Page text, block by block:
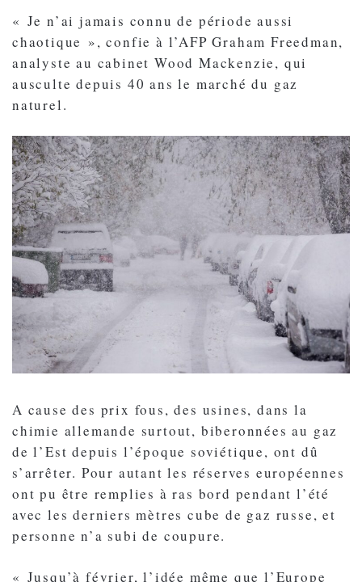
« Je n’ai jamais connu de période aussi
chaotique », confie à l’AFP Graham Freedman,
analyste au cabinet Wood Mackenzie, qui
ausculte depuis 40 ans le marché du gaz
naturel.
A cause des prix fous, des usines, dans la
chimie allemande surtout, biberonnées au gaz
de l’Est depuis l’époque soviétique, ont dû
s’arrêter. Pour autant les réserves européennes
ont pu être remplies à ras bord pendant l’été
avec les derniers mètres cube de gaz russe, et
personne n’a subi de coupure.
« Jusqu’à février, l’idée même que l’Europe